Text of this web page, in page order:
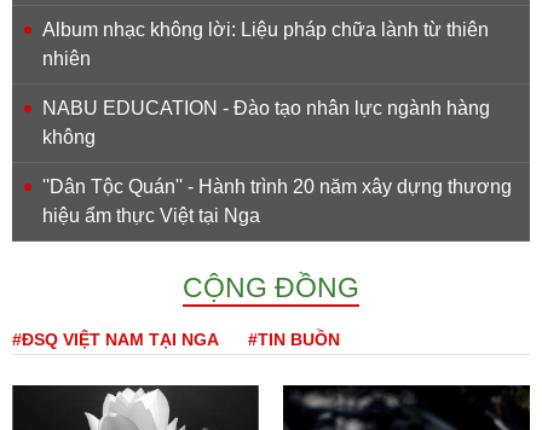
Album nhạc không lời: Liệu pháp chữa lành từ thiên
nhiên
NABU EDUCATION - Đào tạo nhân lực ngành hàng
không
''Dân Tộc Quán'' - Hành trình 20 năm xây dựng thương
hiệu ẩm thực Việt tại Nga
CỘNG ĐỒNG
#ĐSQ VIỆT NAM TẠI NGA #TIN BUỒN